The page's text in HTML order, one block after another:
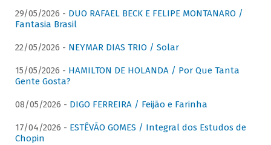
29/05/2026 - DUO RAFAEL BECK E FELIPE MONTANARO /
Fantasia Brasil
22/05/2026 - NEYMAR DIAS TRIO / Solar
15/05/2026 - HAMILTON DE HOLANDA / Por Que Tanta
Gente Gosta?
08/05/2026 - DIGO FERREIRA / Feijão e Farinha
17/04/2026 - ESTÊVÃO GOMES / Integral dos Estudos de
Chopin